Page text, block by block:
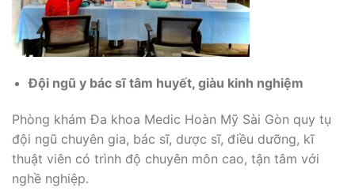
Đội ngũ y bác sĩ tâm huyết, giàu kinh nghiệm
Phòng khám Đa khoa Medic Hoàn Mỹ Sài Gòn quy tụ
đội ngũ chuyên gia, bác sĩ, dược sĩ, điều dưỡng, kĩ
thuật viên có trình độ chuyên môn cao, tận tâm với
nghề nghiệp.